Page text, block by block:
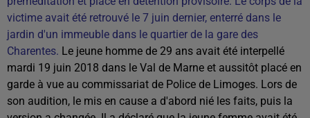
victime avait été retrouvé le 7 juin dernier, enterré dans le
jardin d'un immeuble dans le quartier de la gare des
Charentes. Le jeune homme de 29 ans avait été interpellé
mardi 19 juin 2018 dans le Val de Marne et aussitôt placé en
garde à vue au commissariat de Police de Limoges. Lors de
son audition, le mis en cause a d'abord nié les faits, puis la